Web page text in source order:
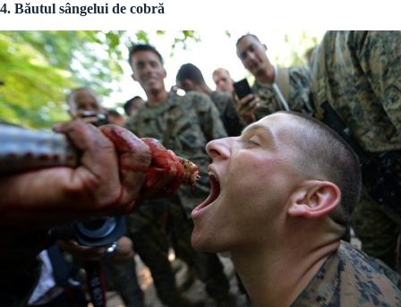
4. Băutul sângelui de cobră